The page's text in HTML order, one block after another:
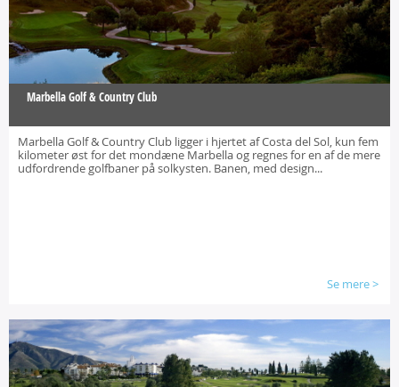
Marbella Golf & Country Club
Marbella Golf & Country Club ligger i hjertet af Costa del Sol, kun fem
kilometer øst for det mondæne Marbella og regnes for en af de mere
udfordrende golfbaner på solkysten. Banen, med design...
Se mere>